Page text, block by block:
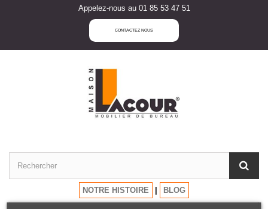
Appelez-nous au 01 85 53 47 51
CONTACTEZ NOUS
NOTRE HISTOIRE BLOG